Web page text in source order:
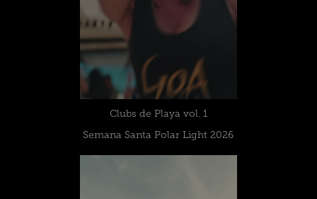
Clubs de Playa vol. 1
Semana Santa Polar Light 2026